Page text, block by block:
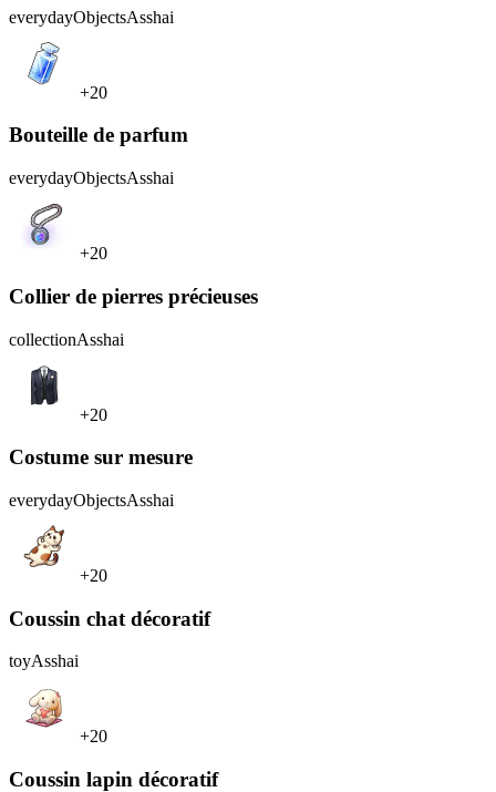
everydayObjectsAsshai
+20
Bouteille de parfum
everydayObjectsAsshai
+20
Collier de pierres précieuses
collectionAsshai
+20
Costume sur mesure
everydayObjectsAsshai
+20
Coussin chat décoratif
toyAsshai
+20
Coussin lapin décoratif